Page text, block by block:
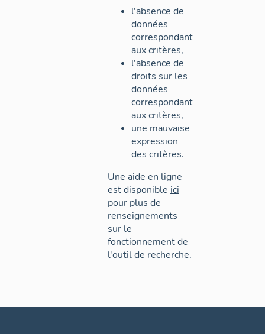
l'absence de
données
correspondant
aux critères,
l'absence de
droits sur les
données
correspondant
aux critères,
une mauvaise
expression
des critères.
Une aide en ligne
est disponible ici
pour plus de
renseignements
sur le
fonctionnement de
l'outil de recherche.